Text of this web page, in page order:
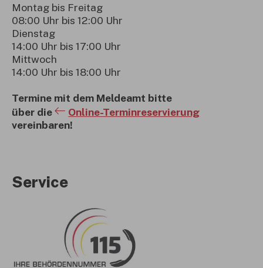
Montag bis Freitag
08:00 Uhr bis 12:00 Uhr
Dienstag
14:00 Uhr bis 17:00 Uhr
Mittwoch
14:00 Uhr bis 18:00 Uhr
Termine mit dem Meldeamt bitte
über die
Online-Terminreservierung
vereinbaren!
Service